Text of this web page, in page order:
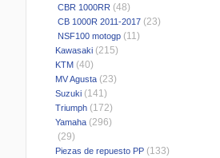
CBR 1000RR (48)
CB 1000R 2011-2017 (23)
NSF100 motogp (11)
Kawasaki (215)
KTM (40)
MV Agusta (23)
Suzuki (141)
Triumph (172)
Yamaha (296)
(29)
Piezas de repuesto PP (133)